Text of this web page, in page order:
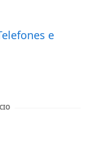
e